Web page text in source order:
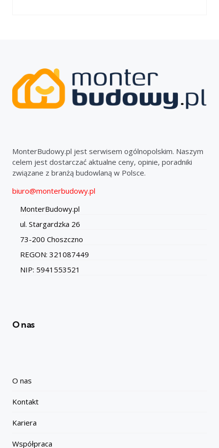
MonterBudowy.pl jest serwisem ogólnopolskim. Naszym
celem jest dostarczać aktualne ceny, opinie, poradniki
związane z branżą budowlaną w Polsce.
biuro@monterbudowy.pl
MonterBudowy.pl
ul. Stargardzka 26
73-200 Choszczno
REGON: 321087449
NIP: 5941553521
O nas
O nas
Kontakt
Kariera
Współpraca